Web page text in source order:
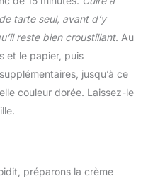
tarte seul, avant d’y
reste bien croustillant. Au
et le papier, puis
jusqu’à ce
couleur dorée. Laissez-le
préparons la crème